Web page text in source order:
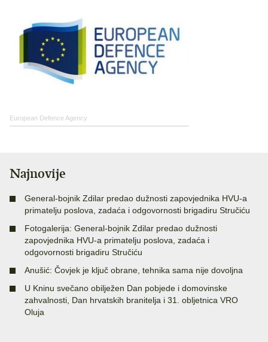
European Defence Agency
Najnovije
General-bojnik Zdilar predao dužnosti zapovjednika HVU-a
primatelju poslova, zadaća i odgovornosti brigadiru Stručiću
Fotogalerija: General-bojnik Zdilar predao dužnosti
zapovjednika HVU-a primatelju poslova, zadaća i
odgovornosti brigadiru Stručiću
Anušić: Čovjek je ključ obrane, tehnika sama nije dovoljna
U Kninu svečano obilježen Dan pobjede i domovinske
zahvalnosti, Dan hrvatskih branitelja i 31. obljetnica VRO
Oluja